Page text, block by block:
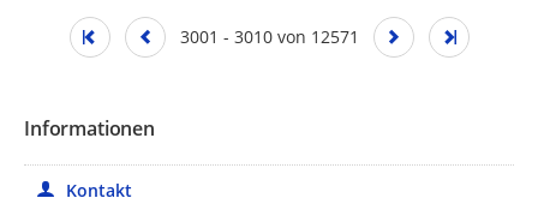
3001 - 3010 von 12571
Informationen
Kontakt